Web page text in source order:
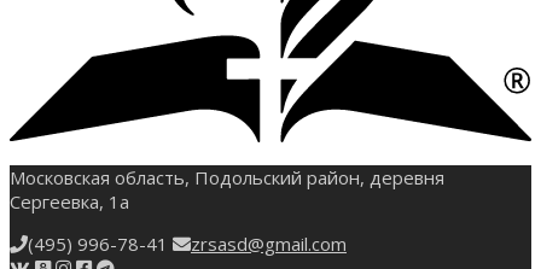
Московская область, Подольский район, деревня
Сергеевка, 1а
(495) 996-78-41
zrsasd@gmail.com